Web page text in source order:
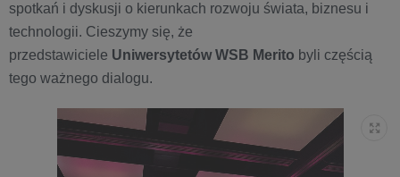
spotkań i dyskusji o kierunkach rozwoju świata, biznesu i
technologii. Cieszymy się, że
przedstawiciele Uniwersytetów WSB Merito byli częścią
tego ważnego dialogu.